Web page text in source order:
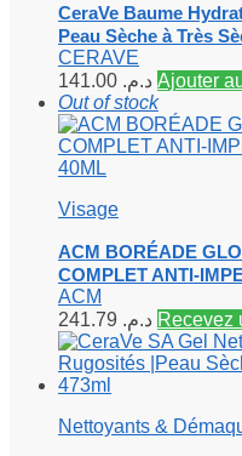
CeraVe Baume
Peau Sèche à Très
CERAVE
د.م. Ajouter
Out of stock
Visage
ACM BORÉADE
COMPLET ANTI-
ACM
د.م. Recevez
Nettoyants &